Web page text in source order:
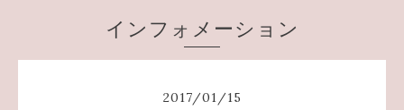
インフォメーション
2017/01/15